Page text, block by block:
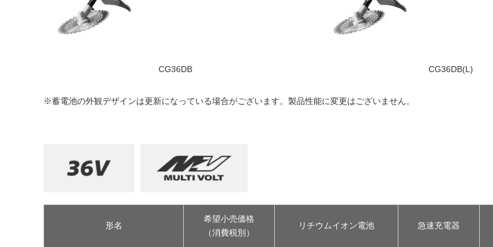
CG36DB CG36DB(L)
※蓄電池の外観デザインは更新になっている場合がございます。製品性能に変更はございません。
形名
希望小売価格
（消費税別）
リチウムイオン電池 急速充電器